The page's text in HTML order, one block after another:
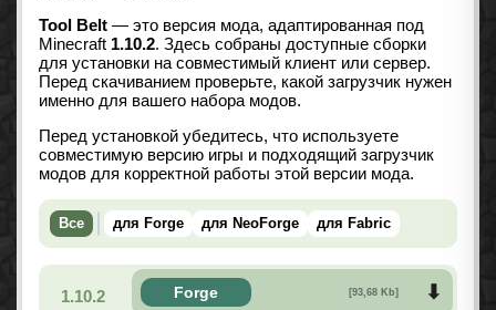
Tool Belt — это версия мода, адаптированная под
Minecraft 1.10.2. Здесь собраны доступные сборки
для установки на совместимый клиент или сервер.
Перед скачиванием проверьте, какой загрузчик нужен
именно для вашего набора модов.
Перед установкой убедитесь, что используете
совместимую версию игры и подходящий загрузчик
модов для корректной работы этой версии мода.
Все для Forge для NeoForge для Fabric
1.10.2 Forge [93,68 Kb]